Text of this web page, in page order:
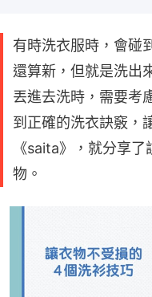
有時洗衣服時，會碰
還算新，但就是洗出
丟進去洗時，需要考
到正確的洗衣訣竅，
《saita》，就分享
物。